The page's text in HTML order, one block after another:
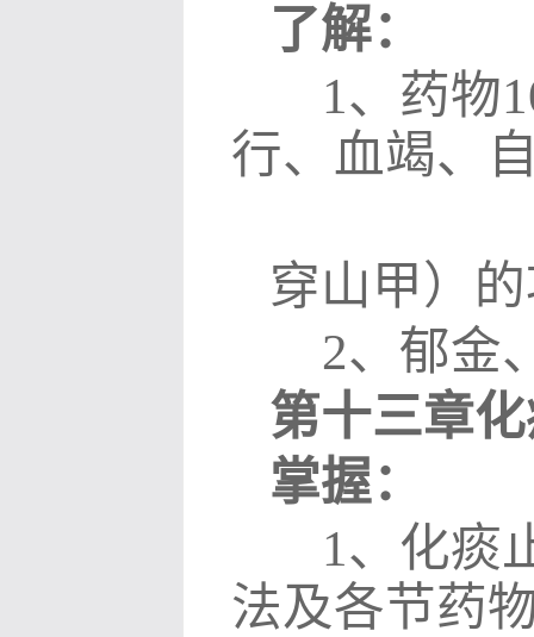
了解：
1、药物
行、血竭、
穿山甲）
2、郁金
第十三章
掌握：
1、化痰
法及各节药